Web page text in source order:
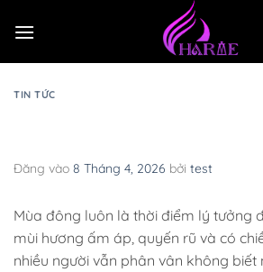
qua
TIN TỨC
Đăng vào 8 Tháng 4, 2026 bởi test
Mùa đông luôn là thời điểm lý tưởng
mùi hương ấm áp, quyến rũ và có
nhiều người vẫn phân vân không biết